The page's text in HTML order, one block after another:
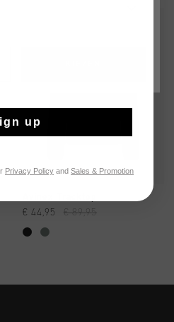
€ 44,95 € 89,95
up
Privacy Policy and Sales & Promotion